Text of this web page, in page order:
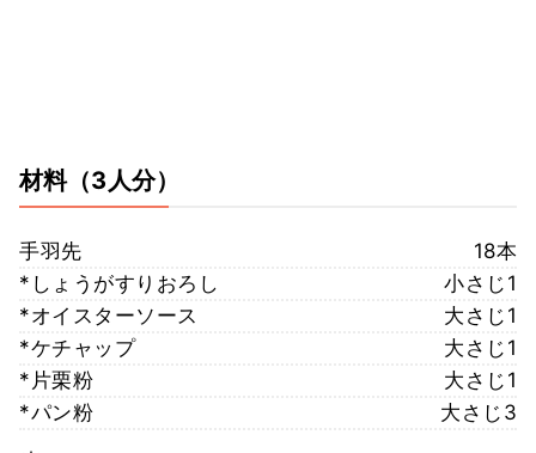
材料（3人分）
手羽先
18本
*しょうがすりおろし
小さじ1
*オイスターソース
大さじ1
*ケチャップ
大さじ1
*片栗粉
大さじ1
*パン粉
大さじ3